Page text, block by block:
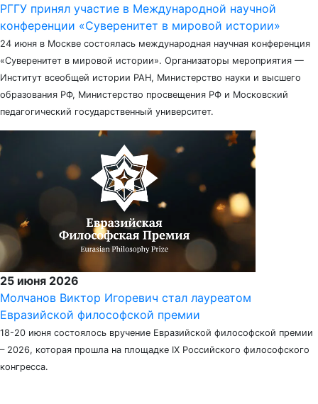
РГГУ принял участие в Международной научной
конференции «Суверенитет в мировой истории»
24 июня в Москве состоялась международная научная конференция
«Суверенитет в мировой истории». Организаторы мероприятия —
Институт всеобщей истории РАН, Министерство науки и высшего
образования РФ, Министерство просвещения РФ и Московский
педагогический государственный университет.
25 июня 2026
Молчанов Виктор Игоревич стал лауреатом
Евразийской философской премии
18-20 июня состоялось вручение Евразийской философской премии
– 2026, которая прошла на площадке IX Российского философского
конгресса.